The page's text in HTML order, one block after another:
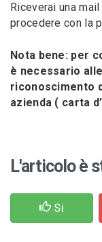
Riceverai una
procedere con la
Nota bene: per
è necessario
riconoscimento
azienda ( carta
L'articolo è
Si